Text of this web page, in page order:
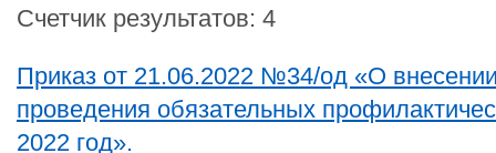
Счетчик результатов: 4
Приказ от 21.06.2022 №34/од «О
проведения обязательных
2022 год».